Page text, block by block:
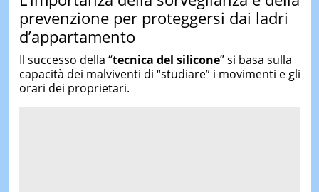
prevenzione per proteggersi dai ladri
d’appartamento
Il successo della “tecnica del silicone” si basa sulla
capacità dei malviventi di “studiare” i movimenti e gli
orari dei proprietari.